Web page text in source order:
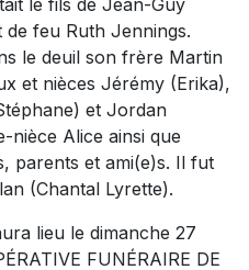
feu Ruth Jennings.
le deuil son frère Martin
et nièces Jérémy (Erika),
et Jordan
nièce Alice ainsi que
parents et ami(e)s. Il fut
(Chantal Lyrette).
lieu le dimanche 27
FUNÉRAIRE DE